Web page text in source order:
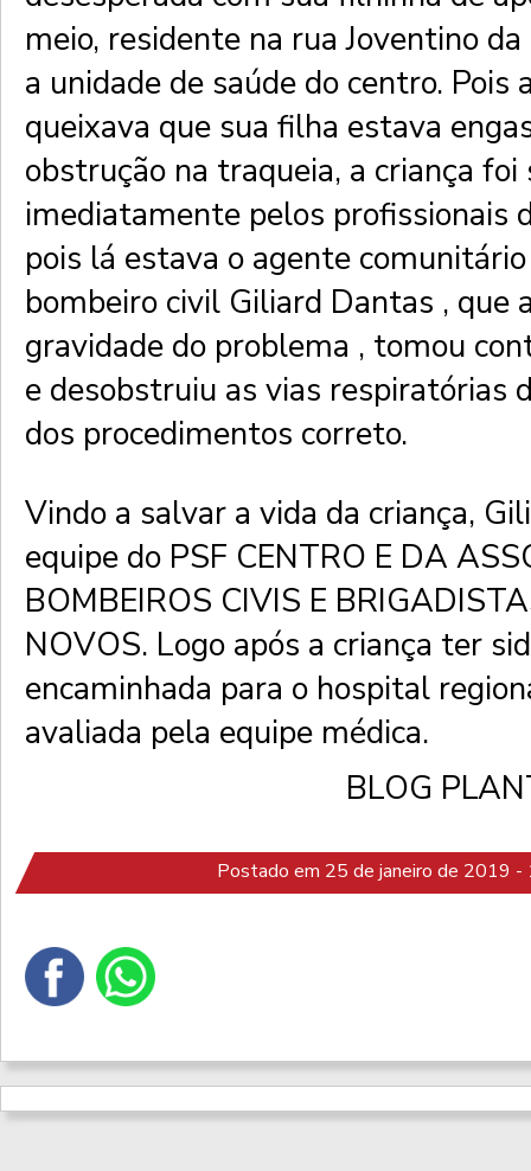
meio, residente na rua Joventino
a unidade de saúde do centro. Pois
queixava que sua filha estava
obstrução na traqueia, a criança foi
imediatamente pelos profissionais
pois lá estava o agente
bombeiro civil Giliard Dantas , que
gravidade do problema , tomou
e desobstruiu as vias respiratórias
dos procedimentos correto.
Vindo a salvar a vida da criança,
equipe do PSF CENTRO E DA
BOMBEIROS CIVIS E
NOVOS. Logo após a criança ter
encaminhada para o hospital
avaliada pela equipe médica.
BLOG
Postado em 25 de janeiro de 2019 -